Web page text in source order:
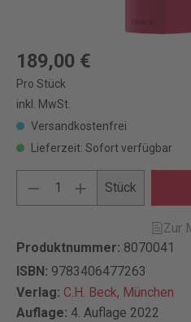
189,00 €
Pro Stück
inkl. MwSt.
Versandkostenfrei
Lieferzeit: Sofort verfügbar
Stück
Zur
Produktnummer: 8070041
ISBN: 9783406477263
Verlag: C.H. Beck, München
Auflage: 4. Auflage 2022